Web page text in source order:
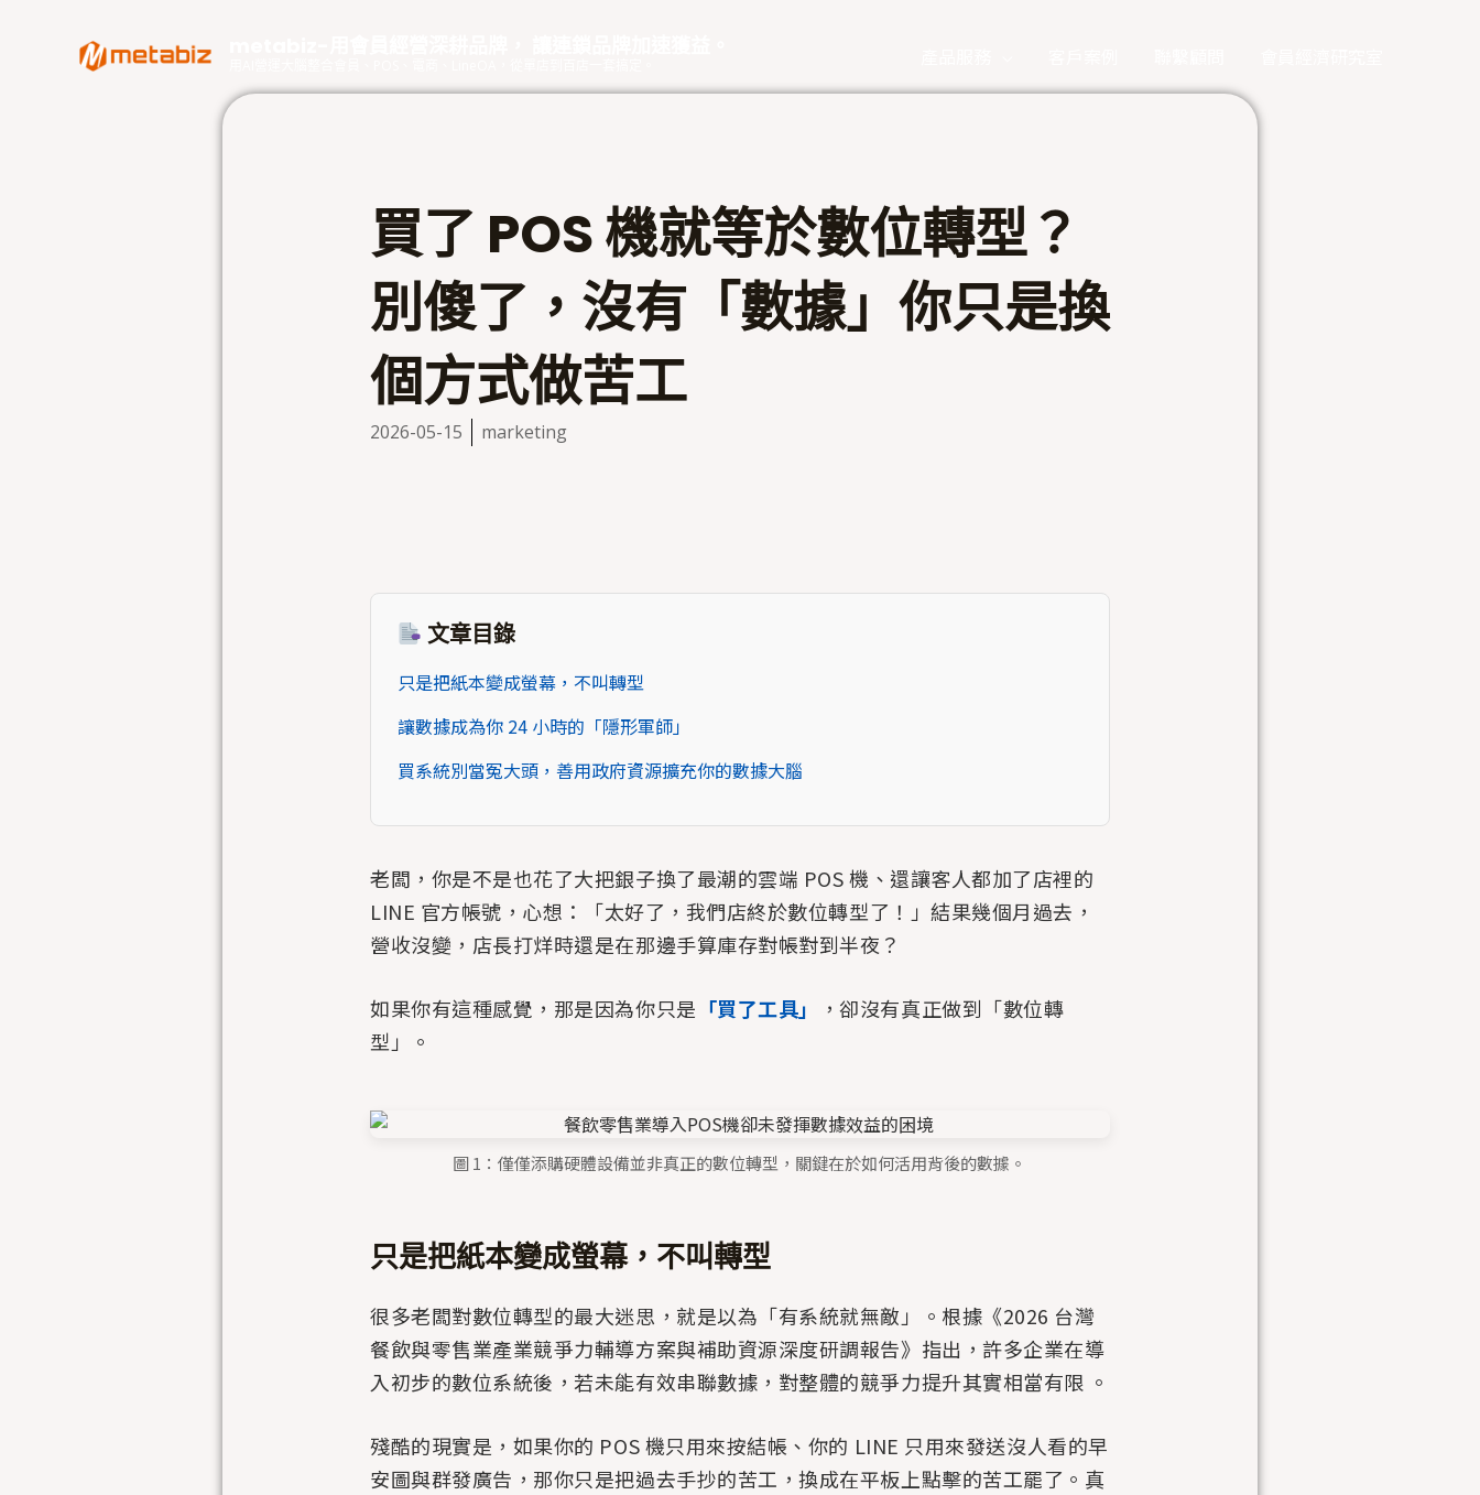
買了 POS 機就等於數位轉型？
別傻了，沒有「數據」你只是換
個方式做苦工
2026-05-15 marketing
文章目錄
只是把紙本變成螢幕，不叫轉型
讓數據成為你 24 小時的「隱形軍師」
買系統別當冤大頭，善用政府資源擴充你的數據大腦
老闆，你是不是也花了大把銀子換了最潮的雲端 POS 機、還讓客人都加了店裡的
LINE 官方帳號，心想：「太好了，我們店終於數位轉型了！」結果幾個月過去，
營收沒變，店長打烊時還是在那邊手算庫存對帳對到半夜？
如果你有這種感覺，那是因為你只是 「買了工具」
，卻沒有真正做到「數位轉
型」。
圖 1：僅僅添購硬體設備並非真正的數位轉型，關鍵在於如何活用背後的數據。
只是把紙本變成螢幕，不叫轉型
很多老闆對數位轉型的最大迷思，就是以為「有系統就無敵」。根據《2026 台灣
餐飲與零售業產業競爭力輔導方案與補助資源深度研調報告》指出，許多企業在導
入初步的數位系統後，若未能有效串聯數據，對整體的競爭力提升其實相當有限 。
殘酷的現實是，如果你的 POS 機只用來按結帳、你的 LINE 只用來發送沒人看的早
安圖與群發廣告，那你只是把過去手抄的苦工，換成在平板上點擊的苦工罷了。真